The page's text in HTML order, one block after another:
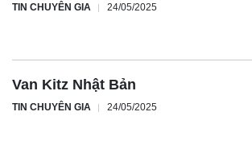
TIN CHUYÊN GIA 24/05/2025
Van Kitz Nhật Bản
TIN CHUYÊN GIA 24/05/2025